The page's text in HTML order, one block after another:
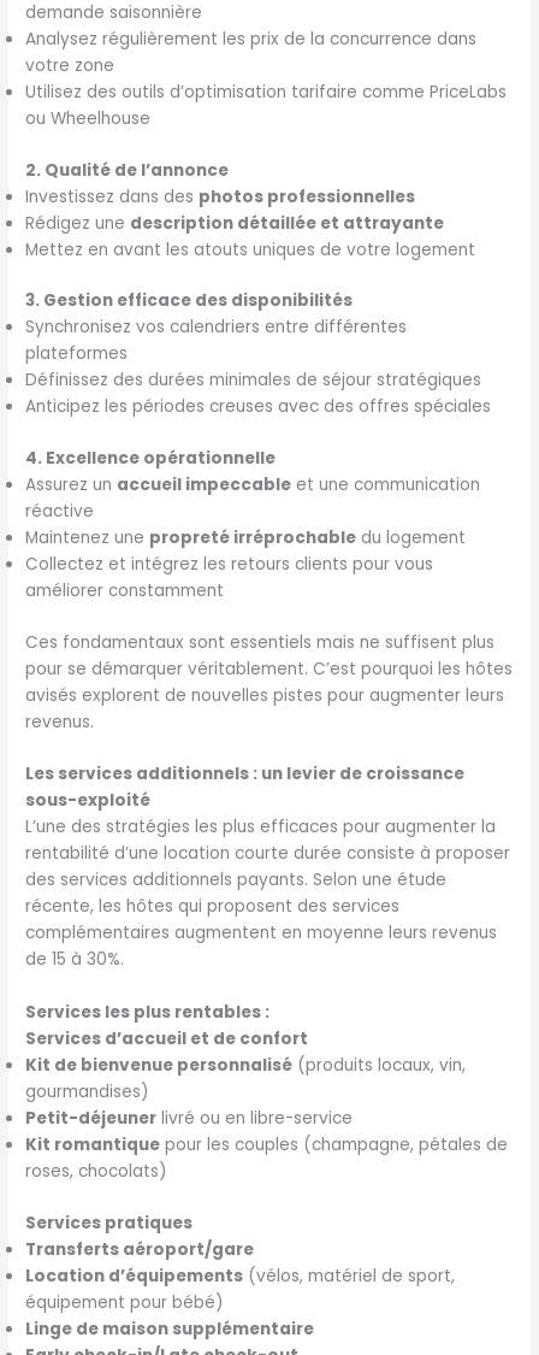
demande saisonnière
Analysez régulièrement les prix de la concurrence dans
votre zone
Utilisez des outils d’optimisation tarifaire comme PriceLabs
ou Wheelhouse
2. Qualité de l’annonce
Investissez dans des photos professionnelles
Rédigez une description détaillée et attrayante
Mettez en avant les atouts uniques de votre logement
3. Gestion efficace des disponibilités
Synchronisez vos calendriers entre différentes
plateformes
Définissez des durées minimales de séjour stratégiques
Anticipez les périodes creuses avec des offres spéciales
4. Excellence opérationnelle
Assurez un accueil impeccable et une communication
réactive
Maintenez une propreté irréprochable du logement
Collectez et intégrez les retours clients pour vous
améliorer constamment
Ces fondamentaux sont essentiels mais ne suffisent plus
pour se démarquer véritablement. C’est pourquoi les hôtes
avisés explorent de nouvelles pistes pour augmenter leurs
revenus.
Les services additionnels : un levier de croissance
sous-exploité
L’une des stratégies les plus efficaces pour augmenter la
rentabilité d’une location courte durée consiste à proposer
des services additionnels payants. Selon une étude
récente, les hôtes qui proposent des services
complémentaires augmentent en moyenne leurs revenus
de 15 à 30%.
Services les plus rentables :
Services d’accueil et de confort
Kit de bienvenue personnalisé (produits locaux, vin,
gourmandises)
Petit-déjeuner livré ou en libre-service
Kit romantique pour les couples (champagne, pétales de
roses, chocolats)
Services pratiques
Transferts aéroport/gare
Location d’équipements (vélos, matériel de sport,
équipement pour bébé)
Linge de maison supplémentaire